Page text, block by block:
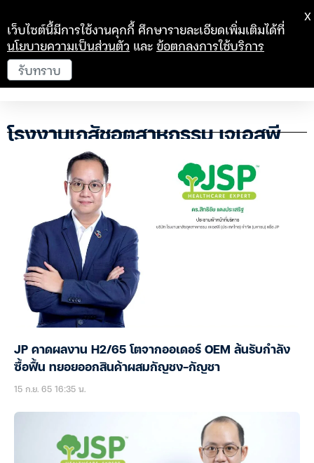
โรงงานเภสัชอุตสาหกรรม เจเอสพี
JP คาดผลงาน H2/65 โตจากออเดอร์ OEM ล้นรับกำลัง
ซื้อฟื้น ทยอยออกสินค้าผสมกัญชง-กัญชา
15 ก.ย. 65 16:35 น.
เว็บไซต์นี้มีการใช้งานคุกกี้ ศึกษารายละเอียดเพิ่มเติมได้ที่
นโยบายความเป็นส่วนตัว และข้อตกลงการใช้บริการ
รับทราบ
X